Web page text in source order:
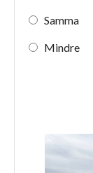
Samma
Mindre